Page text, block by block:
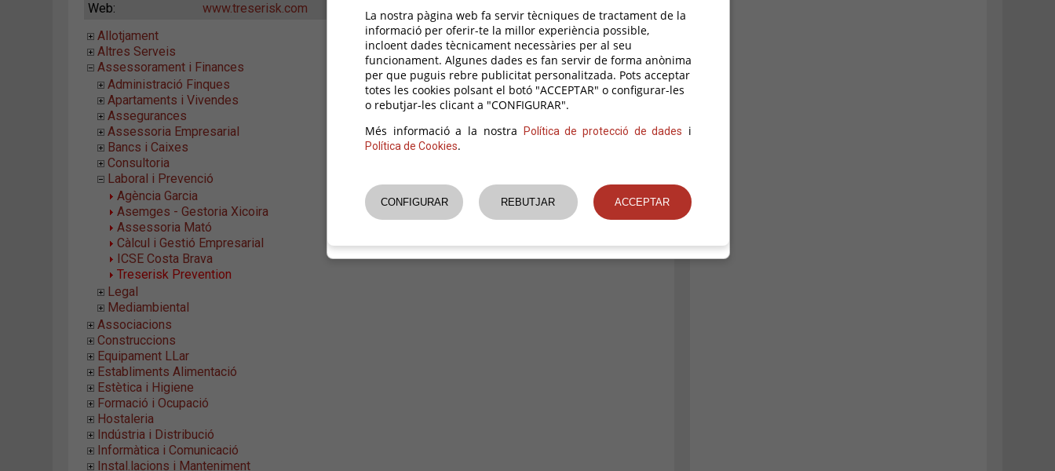
Web:
www.treserisk.com
Allotjament
Altres Serveis
Assessorament i Finances
Administració Finques
Apartaments i Vivendes
Assegurances
Assessoria Empresarial
Bancs i Caixes
Consultoria
Laboral i Prevenció
Agència Garcia
Asemges - Gestoria Xicoira
Assessoria Mató
Càlcul i Gestió Empresarial
ICSE Costa Brava
Treserisk Prevention
Legal
Mediambiental
Associacions
Construccions
Equipament LLar
Establiments Alimentació
Estètica i Higiene
Formació i Ocupació
Hostaleria
Indústria i Distribució
Informàtica i Comunicació
Instal.lacions i Manteniment
La nostra pàgina web fa servir tècniques de tractament de la
informació per oferir-te la millor experiència possible,
incloent dades tècnicament necessàries per al seu
funcionament. Algunes dades es fan servir de forma anònima
per que puguis rebre publicitat personalitzada. Pots acceptar
totes les cookies polsant el botó "ACCEPTAR" o configurar-les
o rebutjar-les clicant a "CONFIGURAR".
Més informació a la nostra
Política de protecció de dades i
Política de Cookies.